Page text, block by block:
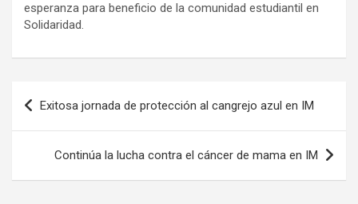
esperanza para beneficio de la comunidad estudiantil en
Solidaridad.
Navegación
de
entradas
Exitosa jornada de protección al cangrejo azul en IM
Continúa la lucha contra el cáncer de mama en IM